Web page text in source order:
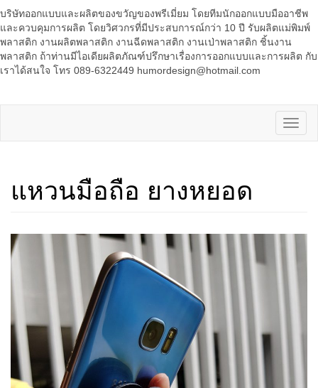
บริษัทออกแบบและผลิตของขวัญของพรีเมี่ยม โดยทีมนักออกแบบมืออาชีพ
และควบคุมการผลิต โดยวิศวกรที่มีประสบการณ์กว่า 10 ปี รับผลิตแม่พิมพ์
พลาสติก งานผลิตพลาสติก งานฉีดพลาสติก งานเป่าพลาสติก ชิ้นงาน
พลาสติก ถ้าท่านมีไอเดียผลิตภัณฑ์ปรึกษาเรื่องการออกแบบและการผลิต กับ
เราได้สนใจ โทร 089-6322449 humordesign@hotmail.com
แหวนมือถือ ยางหยอด